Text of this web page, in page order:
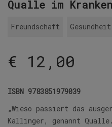
Qualle im
Freundschaft Gesundheit
€ 12,00
ISBN 9783851979039
„Wieso passiert das
Kallinger, genannt